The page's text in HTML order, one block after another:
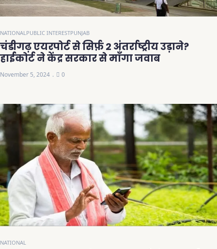
NATIONALPUBLIC INTERESTPUNJAB
चंडीगढ़ एयरपोर्ट से सिर्फ़ 2 अंतर्राष्ट्रीय उड़ाने?
हाईकोर्ट ने केंद्र सरकार से माँगा जवाब
November 5, 2024 0
NATIONAL